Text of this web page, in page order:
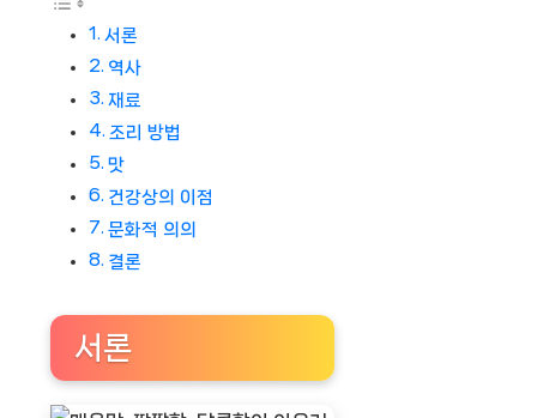
서론
역사
재료
조리 방법
맛
건강상의 이점
문화적 의의
결론
서론